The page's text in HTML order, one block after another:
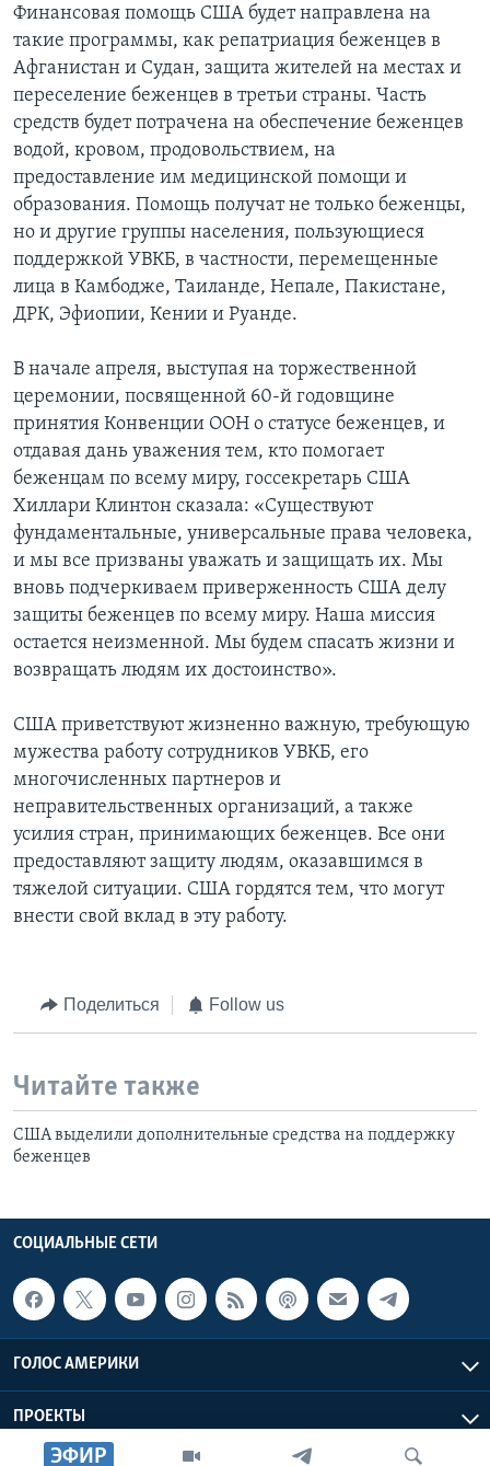
ЭФИР
Финансовая помощь США будет направлена на
такие программы, как репатриация беженцев в
Афганистан и Судан, защита жителей на местах и
переселение беженцев в третьи страны. Часть
средств будет потрачена на обеспечение беженцев
водой, кровом, продовольствием, на
предоставление им медицинской помощи и
образования. Помощь получат не только беженцы,
но и другие группы населения, пользующиеся
поддержкой УВКБ, в частности, перемещенные
лица в Камбодже, Таиланде, Непале, Пакистане,
ДРК, Эфиопии, Кении и Руанде.
В начале апреля, выступая на торжественной
церемонии, посвященной 60-й годовщине
принятия Конвенции ООН о статусе беженцев, и
отдавая дань уважения тем, кто помогает
беженцам по всему миру, госсекретарь США
Хиллари Клинтон сказала: «Существуют
фундаментальные, универсальные права человека,
и мы все призваны уважать и защищать их. Мы
вновь подчеркиваем приверженность США делу
защиты беженцев по всему миру. Наша миссия
остается неизменной. Мы будем спасать жизни и
возвращать людям их достоинство».
США приветствуют жизненно важную, требующую
мужества работу сотрудников УВКБ, его
многочисленных партнеров и
неправительственных организаций, а также
усилия стран, принимающих беженцев. Все они
предоставляют защиту людям, оказавшимся в
тяжелой ситуации. США гордятся тем, что могут
внести свой вклад в эту работу.
Поделиться Follow us
Читайте также
США выделили дополнительные средства на поддержку
беженцев
СОЦИАЛЬНЫЕ СЕТИ
ГОЛОС АМЕРИКИ
ПРОЕКТЫ